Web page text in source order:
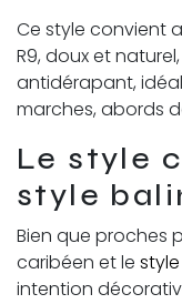
Ce style convient
R9, doux et
antidérapant,
marches, abords
Le style
style
Bien que proches
caribéen et le
intention